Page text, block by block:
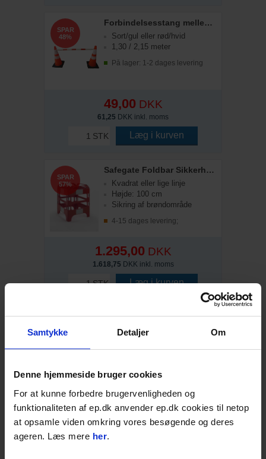
Samtykke Detaljer Om
Denne hjemmeside bruger cookies
For at kunne forbedre brugervenligheden og
funktionaliteten af ep.dk anvender ep.dk cookies til netop
at opsamle viden omkring vores besøgende og deres
ageren. Læs mere her.
Forbindelsesstang mellem kegler, 1,3 - 2,2 meter
Sort/gul eller rød/hvid
1,30 / 2,15 meter
På lager: 1-2 dages levering
49,00 DKK
61,25 DKK inkl. moms
STK Læg i kurven
SPAR
48%
Safegate Foldbar Sikkerhedsafspærring
Kvadrat eller lige linje
Højde: 100 cm
Sikring af brøndområde
4-15 dages levering;
1.295,00 DKK
1.618,75 DKK inkl. moms
STK Læg i kurven
SPAR
57%
Kombifod K1 f/kantafmærkning
Vægt: 28 kg
3 hulstørrelser
109,00DKK
136,25DKK inkl. moms
Læg i kurven
56%